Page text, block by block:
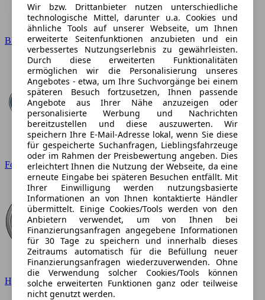
BMW
Ford
Hyundai
Wir bzw. Drittanbieter nutzen unterschiedliche
technologische Mittel, darunter u.a. Cookies und
ähnliche Tools auf unserer Webseite, um Ihnen
erweiterte Seitenfunktionen anzubieten und ein
verbessertes Nutzungserlebnis zu gewährleisten.
Durch diese erweiterten Funktionalitäten
ermöglichen wir die Personalisierung unseres
Angebotes - etwa, um Ihre Suchvorgänge bei einem
späteren Besuch fortzusetzen, Ihnen passende
Angebote aus Ihrer Nähe anzuzeigen oder
personalisierte Werbung und Nachrichten
bereitzustellen und diese auszuwerten. Wir
speichern Ihre E-Mail-Adresse lokal, wenn Sie diese
für gespeicherte Suchanfragen, Lieblingsfahrzeuge
oder im Rahmen der Preisbewertung angeben. Dies
erleichtert Ihnen die Nutzung der Webseite, da eine
erneute Eingabe bei späteren Besuchen entfällt. Mit
Ihrer Einwilligung werden nutzungsbasierte
Informationen an von Ihnen kontaktierte Händler
übermittelt. Einige Cookies/Tools werden von den
Anbietern verwendet, um von Ihnen bei
Finanzierungsanfragen angegebene Informationen
für 30 Tage zu speichern und innerhalb dieses
Zeitraums automatisch für die Befüllung neuer
Finanzierungsanfragen wiederzuverwenden. Ohne
die Verwendung solcher Cookies/Tools können
solche erweiterten Funktionen ganz oder teilweise
nicht genutzt werden.